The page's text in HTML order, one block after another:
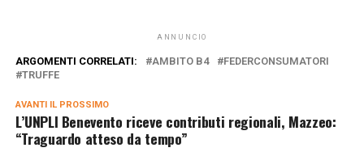
ANNUNCIO
ARGOMENTI CORRELATI: AMBITO B4
FEDERCONSUMATORI
TRUFFE
AVANTI IL ​​PROSSIMO
L’UNPLI Benevento riceve contributi regionali, Mazzeo:
“Traguardo atteso da tempo”